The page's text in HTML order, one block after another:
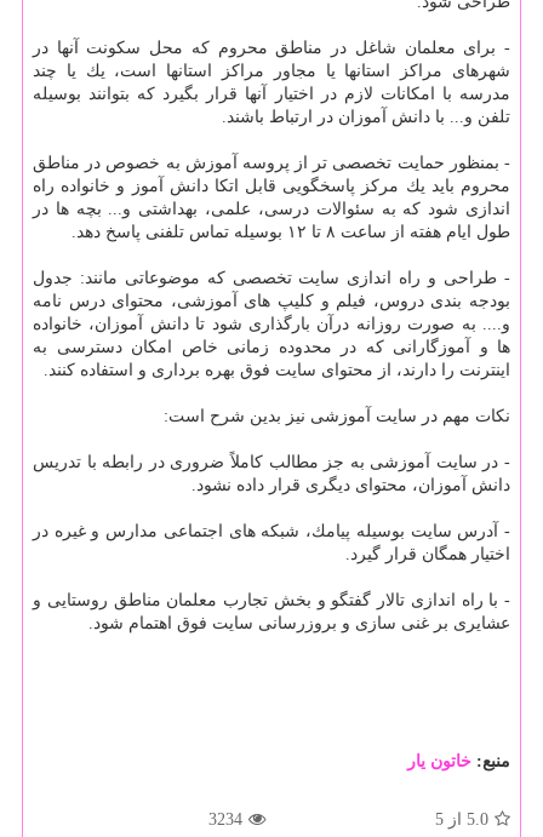
- برای معلمان شاغل در مناطق محروم كه محل سكونت آنها در
شهرهای مراكز استانها یا مجاور مراكز استانها است، یك یا چند
مدرسه با امكانات لازم در اختیار آنها قرار بگیرد كه بتوانند بوسیله
تلفن و... با دانش آموزان در ارتباط باشند.
- بمنظور حمایت تخصصی تر از پروسه آموزش به خصوص در مناطق
محروم باید یك مركز پاسخگویی قابل اتكا دانش آموز و خانواده راه
اندازی شود كه به سئوالات درسی، علمی، بهداشتی و... بچه ها در
طول ایام هفته از ساعت ۸ تا ۱۲ بوسیله تماس تلفنی پاسخ دهد.
- طراحی و راه اندازی سایت تخصصی كه موضوعاتی مانند: جدول
بودجه بندی دروس، فیلم و كلیپ های آموزشی، محتوای درس نامه
و.... به صورت روزانه درآن بارگذاری شود تا دانش آموزان، خانواده
ها و آموزگارانی كه در محدوده زمانی خاص امكان دسترسی به
اینترنت را دارند، از محتوای سایت فوق بهره برداری و استفاده كنند.
نكات مهم در سایت آموزشی نیز بدین شرح است:
- در سایت آموزشی به جز مطالب كاملاً ضروری در رابطه با تدریس
دانش آموزان، محتوای دیگری قرار داده نشود.
- آدرس سایت بوسیله پیامك، شبكه های اجتماعی مدارس و غیره در
اختیار همگان قرار گیرد.
- با راه اندازی تالار گفتگو و بخش تجارب معلمان مناطق روستایی و
عشایری بر غنی سازی و بروزرسانی سایت فوق اهتمام شود.
منبع: خاتون یار
5.0 از 5
3234